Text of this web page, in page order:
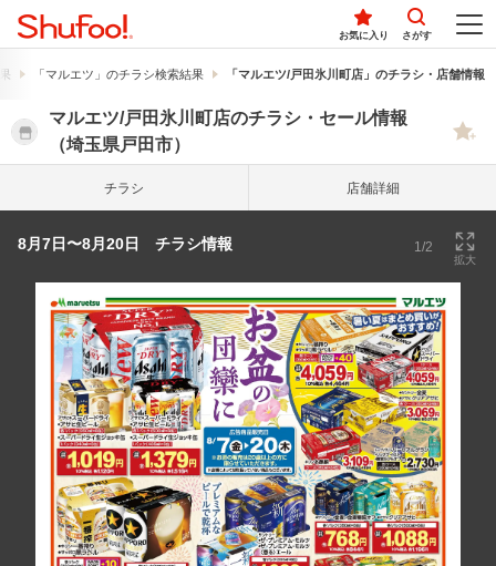
お気に入り さがす
「マルエツ」のチラシ検索結果 「マルエツ/戸田氷川町店」のチラシ・店舗情報
マルエツ/戸田氷川町店のチラシ・セール情報
（埼玉県戸田市）
チラシ 店舗詳細
8月7日〜8月20日 チラシ情報 1/2
拡大